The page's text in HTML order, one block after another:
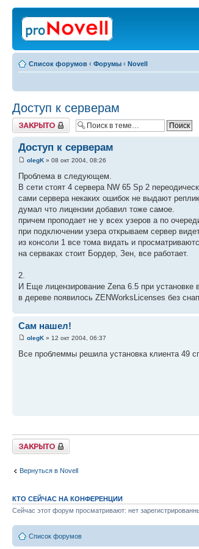
Список форумов ‹ Форумы ‹ Novell
Доступ к серверам
Закрыто
Доступ к серверам
olegK » 08 окт 2004, 08:26
Проблема в следующем.
В сети стоят 4 сервера NW 65 Sp 2
сами сервера некаких ошибок не выдают
думал что лицензии добавил тоже самое.
причем проподает не у всех узеров а по
при подключении узера открываем сервер
из консоли 1 все тома видать и
на серваках стоит Бордер, Зен, все работает.
2.
И Еще лицензирование Zena 6.5 при установке
в дереве появилось ZENWorksLicenses без
Сам нашел!
olegK » 12 окт 2004, 06:37
Все проблеммы решила установка клиента 49
Закрыто
Вернуться в Novell
КТО СЕЙЧАС НА КОНФЕРЕНЦИИ
Сейчас этот форум просматривают: нет
Список форумов